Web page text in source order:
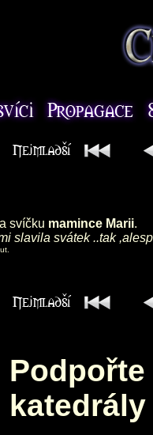
svíčku mamince Marii.
slavila svátek ..tak
katedrály